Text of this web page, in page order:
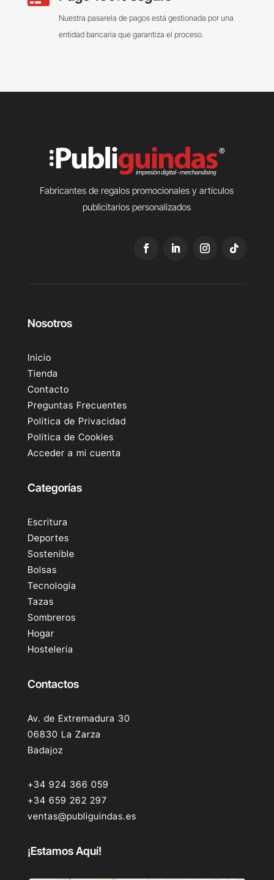
Nuestra pasarela de pagos está gestionada por una
entidad bancaria que garantiza el proceso.
Fabricantes de regalos promocionales y artículos
publicitarios personalizados
Nosotros
Inicio
Tienda
Contacto
Preguntas Frecuentes
Política de Privacidad
Política de Cookies
Acceder a mi cuenta
Categorías
Escritura
Deportes
Sostenible
Bolsas
Tecnología
Tazas
Sombreros
Hogar
Hostelería
Contactos
Av. de Extremadura 30
06830 La Zarza
Badajoz
+34 924 366 059
+34 659 262 297
ventas@publiguindas.es
¡Estamos Aquí!